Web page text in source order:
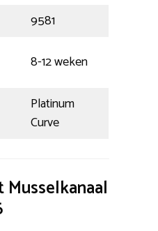
9581
8-12 weken
Platinum
Curve